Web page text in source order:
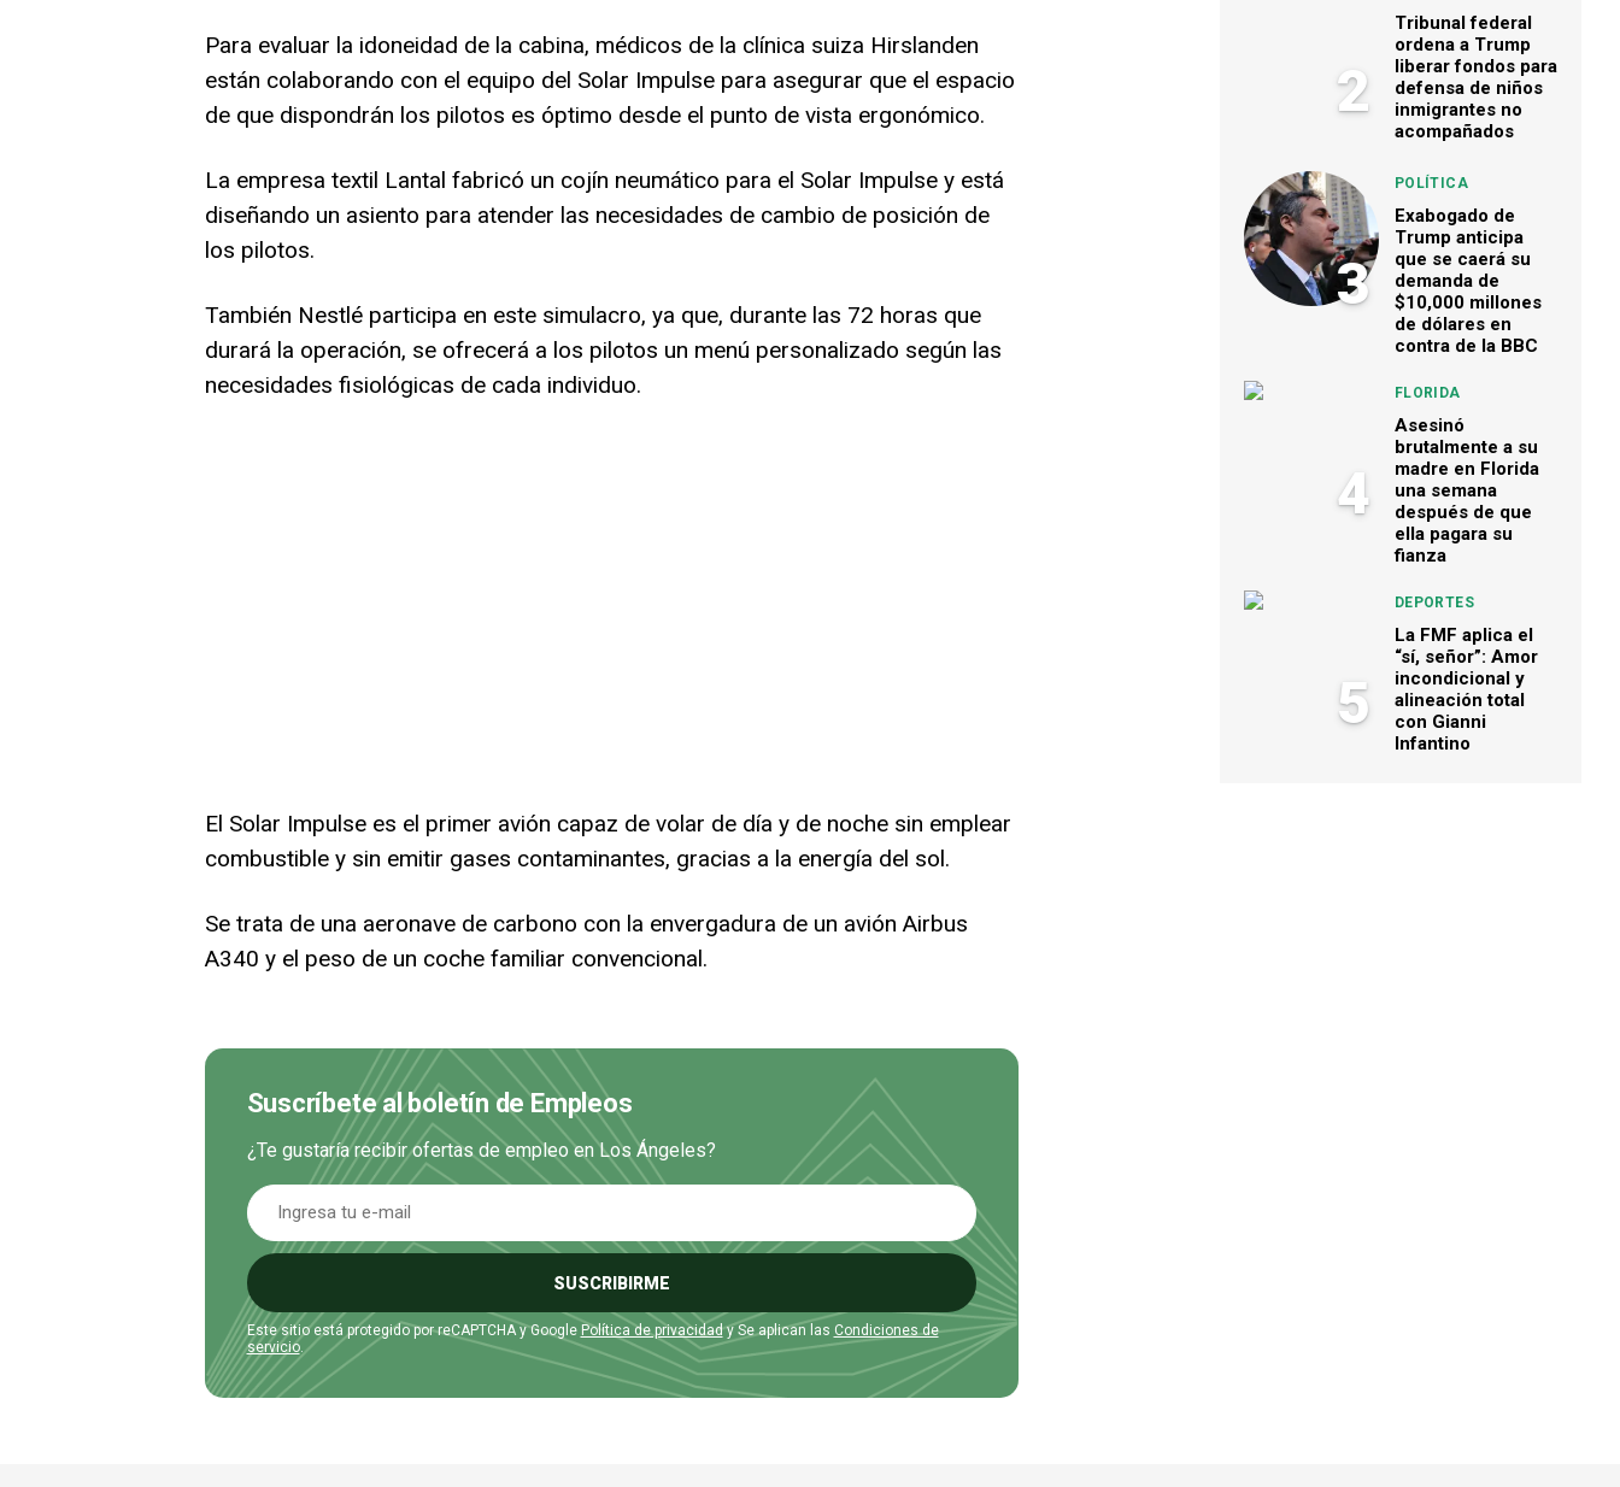
Para evaluar la idoneidad de la cabina, médicos de la clínica suiza Hirslanden
están colaborando con el equipo del Solar Impulse para asegurar que el espacio
de que dispondrán los pilotos es óptimo desde el punto de vista ergonómico.
La empresa textil Lantal fabricó un cojín neumático para el Solar Impulse y está
diseñando un asiento para atender las necesidades de cambio de posición de
los pilotos.
También Nestlé participa en este simulacro, ya que, durante las 72 horas que
durará la operación, se ofrecerá a los pilotos un menú personalizado según las
necesidades fisiológicas de cada individuo.
El Solar Impulse es el primer avión capaz de volar de día y de noche sin emplear
combustible y sin emitir gases contaminantes, gracias a la energía del sol.
Se trata de una aeronave de carbono con la envergadura de un avión Airbus
A340 y el peso de un coche familiar convencional.
Suscríbete al boletín de Empleos
¿Te gustaría recibir ofertas de empleo en Los Ángeles?
SUSCRIBIRME
Este sitio está protegido por reCAPTCHA y Google Política de privacidady Se aplican las Condiciones de
servicio.
2
Tribunal federal
ordena a Trump
liberar fondos para
defensa de niños
inmigrantes no
acompañados
3
POLÍTICA
Exabogado de
Trump anticipa
que se caerá su
demanda de
$10,000 millones
de dólares en
contra de la BBC
4
FLORIDA
Asesinó
brutalmente a su
madre en Florida
una semana
después de que
ella pagara su
fianza
5
DEPORTES
La FMF aplica el
“sí, señor”: Amor
incondicional y
alineación total
con Gianni
Infantino